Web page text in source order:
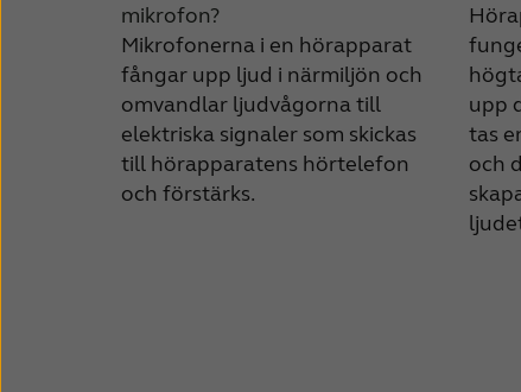
mikrofon?
Mikrofonerna i en hörapparat
fångar upp ljud i närmiljön och
omvandlar ljudvågorna till
elektriska signaler som skickas
till hörapparatens hörtelefon
och förstärks.
upp
tas
och